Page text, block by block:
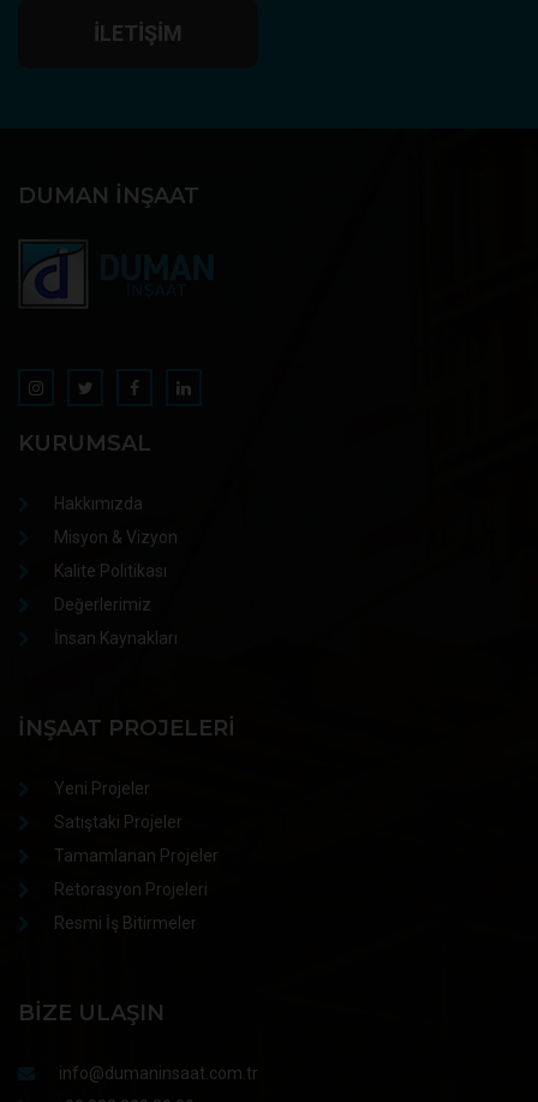
İLETIŞIM
DUMAN İNŞAAT
KURUMSAL
Hakkımızda
Misyon & Vizyon
Kalite Politikası
Değerlerimiz
İnsan Kaynakları
İNŞAAT PROJELERI
Yeni Projeler
Satıştaki Projeler
Tamamlanan Projeler
Retorasyon Projeleri
Resmi İş Bitirmeler
BIZE ULAŞIN
info@dumaninsaat.com.tr